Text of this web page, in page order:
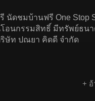
นัดชมบ้านฟรี One Stop
อนกรรมสิทธิ์ มีทรัพย์ธนา
ษัท ปณยา คิดดี จำกัด
+ อ้